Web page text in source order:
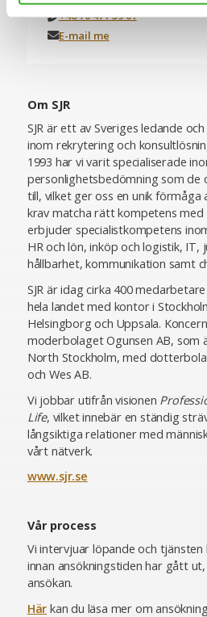
+46 70 471 59 01
E-mail me
Om SJR
SJR är ett av Sveriges ledande
inom rekrytering och
1993 har vi varit specialiserade
personlighetsbedömning som de
till, vilket ger oss en unik
krav matcha rätt kompetens
erbjuder specialistkompetens
HR och lön, inköp och logistik, IT,
hållbarhet, kommunikation samt
SJR är idag cirka 400
hela landet med kontor i
Helsingborg och Uppsala.
moderbolaget Ogunsen AB, som
North Stockholm, med
och Wes AB.
Vi jobbar utifrån visionen
Life, vilket innebär en ständig
långsiktiga relationer med
vårt nätverk.
www.sjr.se
Vår process
Vi intervjuar löpande och
innan ansökningstiden har gått
ansökan.
Här kan du läsa mer om